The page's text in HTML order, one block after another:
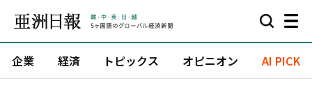
企業 経済 トピックス オピニオン AI PICK